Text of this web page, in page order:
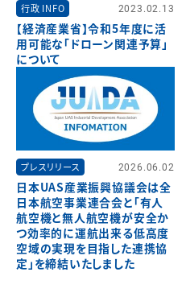
行政 INFO 2023.02.13
【経済産業省】令和5年度に活
用可能な「ドローン関連予算」
について
プレスリリース 2026.06.02
日本UAS産業振興協議会は全
日本航空事業連合会と「有人
航空機と無人航空機が安全か
つ効率的に運航出来る低高度
空域の実現を目指した連携協
定」を締結いたしました